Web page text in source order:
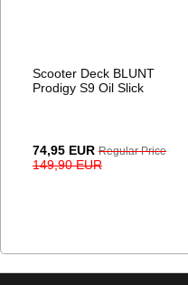
Scooter Deck BLUNT
Prodigy S9 Oil Slick
Special
Price
74,95 EUR Regular Price
149,90 EUR